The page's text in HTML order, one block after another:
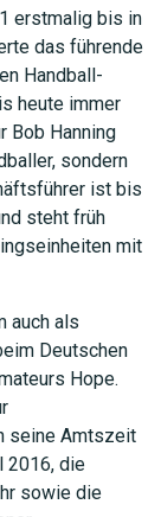
erstmalig bis in
das führende
Handball-
heute immer
Bob Hanning
sondern
ist bis
steht früh
mit
auch als
Deutschen
Hope.
seine Amtszeit
2016, die
sowie die